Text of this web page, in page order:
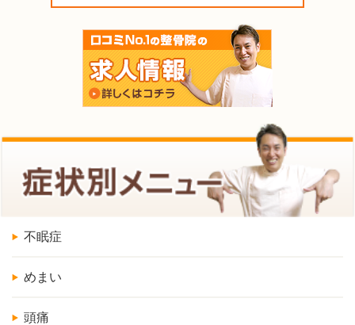
不眠症
めまい
頭痛